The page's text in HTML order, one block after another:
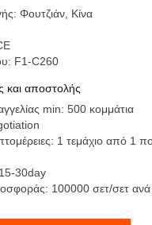
Φουτζιάν, Κίνα
F1-C260
αποστολής
min: 500 κομμάτια
1 τεμάχιο από 1
30day
100000 σετ/σετ